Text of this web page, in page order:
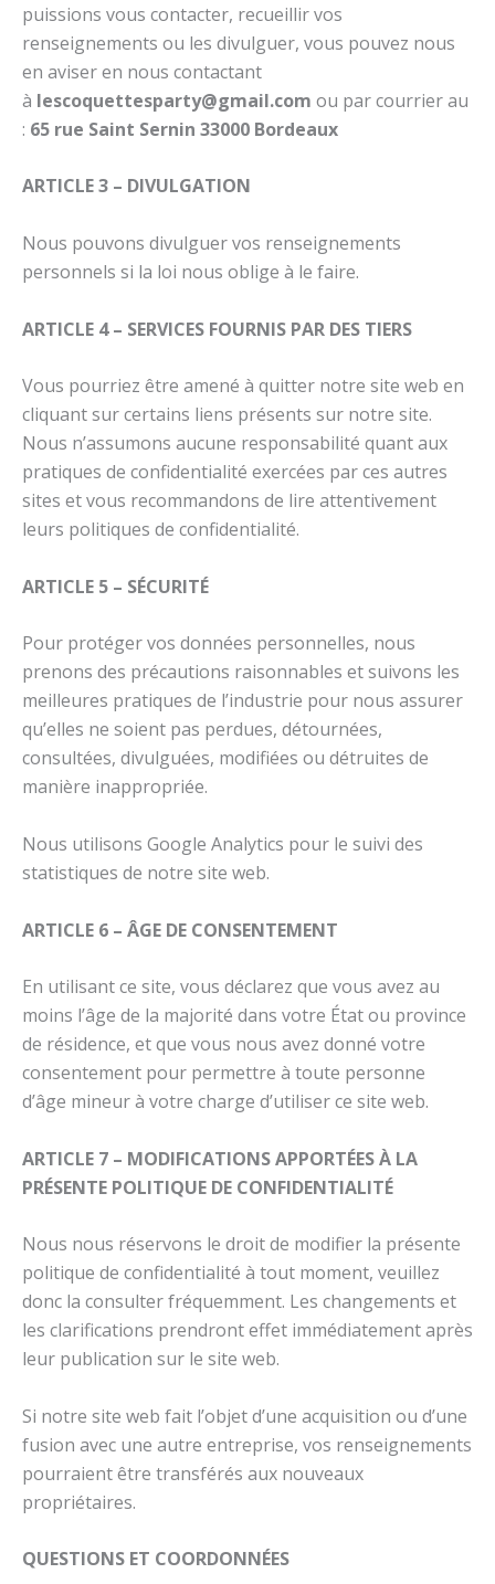
puissions vous contacter, recueillir vos
renseignements ou les divulguer, vous pouvez nous
en aviser en nous contactant
à lescoquettesparty@gmail.com ou par courrier au
: 65 rue Saint Sernin 33000 Bordeaux
ARTICLE 3 – DIVULGATION
Nous pouvons divulguer vos renseignements
personnels si la loi nous oblige à le faire.
ARTICLE 4 – SERVICES FOURNIS PAR DES TIERS
Vous pourriez être amené à quitter notre site web en
cliquant sur certains liens présents sur notre site.
Nous n’assumons aucune responsabilité quant aux
pratiques de confidentialité exercées par ces autres
sites et vous recommandons de lire attentivement
leurs politiques de confidentialité.
ARTICLE 5 – SÉCURITÉ
Pour protéger vos données personnelles, nous
prenons des précautions raisonnables et suivons les
meilleures pratiques de l’industrie pour nous assurer
qu’elles ne soient pas perdues, détournées,
consultées, divulguées, modifiées ou détruites de
manière inappropriée.
Nous utilisons Google Analytics pour le suivi des
statistiques de notre site web.
ARTICLE 6 – ÂGE DE CONSENTEMENT
En utilisant ce site, vous déclarez que vous avez au
moins l’âge de la majorité dans votre État ou province
de résidence, et que vous nous avez donné votre
consentement pour permettre à toute personne
d’âge mineur à votre charge d’utiliser ce site web.
ARTICLE 7 – MODIFICATIONS APPORTÉES À LA
PRÉSENTE POLITIQUE DE CONFIDENTIALITÉ
Nous nous réservons le droit de modifier la présente
politique de confidentialité à tout moment, veuillez
donc la consulter fréquemment. Les changements et
les clarifications prendront effet immédiatement après
leur publication sur le site web.
Si notre site web fait l’objet d’une acquisition ou d’une
fusion avec une autre entreprise, vos renseignements
pourraient être transférés aux nouveaux
propriétaires.
QUESTIONS ET COORDONNÉES